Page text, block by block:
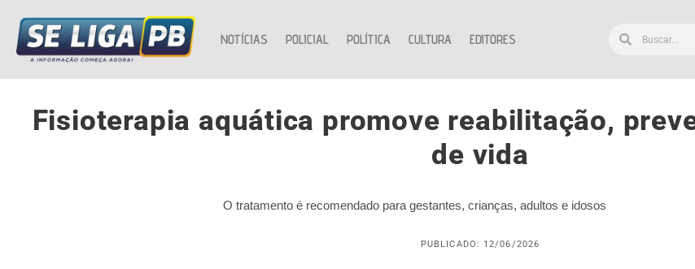
NOTÍCIAS POLICIAL POLÍTICA CULTURA EDITORES
Fisioterapia aquática promove reabilitação,
de vida
O tratamento é recomendado para gestantes, crianças, adultos e idosos
PUBLICADO: 12/06/2026